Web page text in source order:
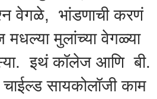
वेगळे, भांडणाची करणं
मुलांच्या वेगळ्या
इथं कॉलेज आणि बी.
सायकोलॉजी काम